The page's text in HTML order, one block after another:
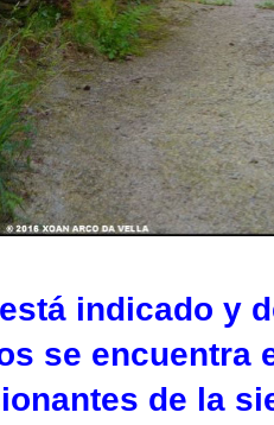
indicado y
se encuentra
de la